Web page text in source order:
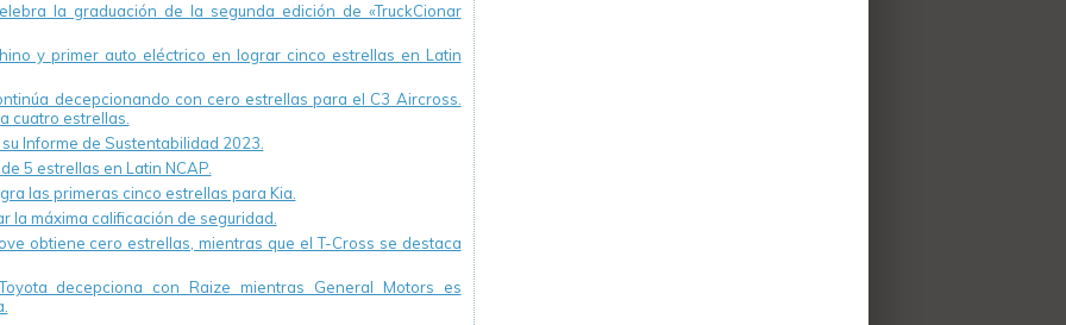
la graduación de la segunda edición de «TruckCionar
y primer auto eléctrico en lograr cinco estrellas en Latin
decepcionando con cero estrellas para el C3 Aircross.
cuatro estrellas.
Informe de Sustentabilidad 2023.
5 estrellas en Latin NCAP.
las primeras cinco estrellas para Kia.
la máxima calificación de seguridad.
obtiene cero estrellas, mientras que el T-Cross se destaca
decepciona con Raize mientras General Motors es